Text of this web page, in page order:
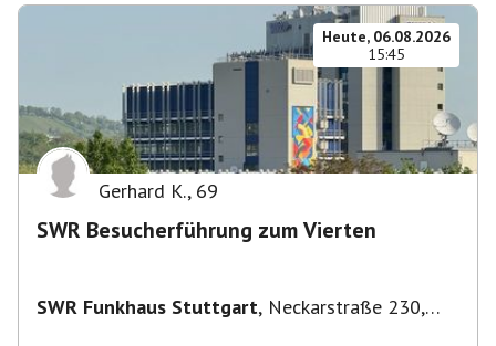
Heute, 06.08.2026
15:45
Gerhard K., 69
SWR Besucherführung zum Vierten
SWR Funkhaus Stuttgart, Neckarstraße 230,